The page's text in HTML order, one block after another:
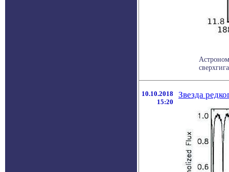
10.10.2018
15:20
Звезда